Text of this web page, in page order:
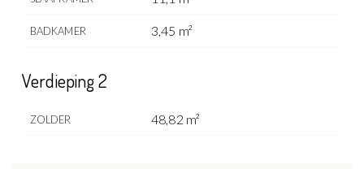
BADKAMER 3,45 m²
Verdieping 2
ZOLDER 48,82 m²